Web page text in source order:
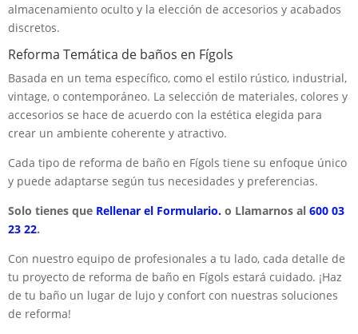
almacenamiento oculto y la elección de accesorios y acabados
discretos.
Reforma Temática de baños en Fígols
Basada en un tema específico, como el estilo rústico, industrial,
vintage, o contemporáneo. La selección de materiales, colores y
accesorios se hace de acuerdo con la estética elegida para
crear un ambiente coherente y atractivo.
Cada tipo de reforma de baño en Fígols tiene su enfoque único
y puede adaptarse según tus necesidades y preferencias.
Solo tienes que Rellenar el Formulario. o Llamarnos al 600 03
23 22.
Con nuestro equipo de profesionales a tu lado, cada detalle de
tu proyecto de reforma de baño en Fígols estará cuidado. ¡Haz
de tu baño un lugar de lujo y confort con nuestras soluciones
de reforma!